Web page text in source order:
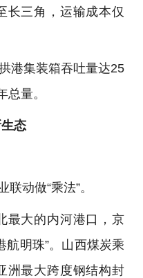
长三角，运输成本仅
集装箱吞吐量达25
量。
态
动做“乘法”。
大的内河港口，京
航明珠”。山西煤炭乘
洲最大跨度钢结构封